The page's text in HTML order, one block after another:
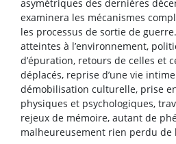
asymétriques des dernières
examinera les mécanismes
les processus de sortie de
atteintes à l’environnement,
d’épuration, retours de celles et
déplacés, reprise d’une vie
démobilisation culturelle, prise
physiques et psychologiques,
rejeux de mémoire, autant de
malheureusement rien perdu